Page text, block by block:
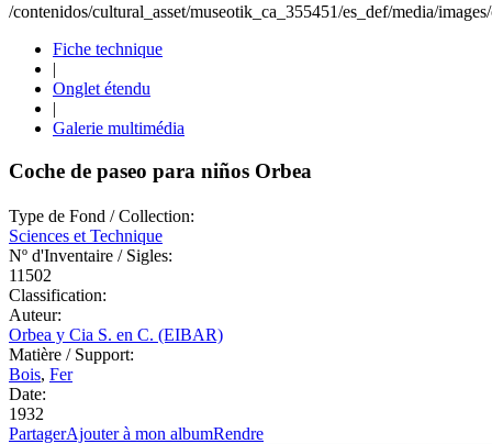
/contenidos/cultural_asset/museotik_ca_355451/es_def/media/
Fiche technique
|
Onglet étendu
|
Galerie multimédia
Coche de paseo para niños Orbea
Type de Fond / Collection:
Sciences et Technique
Nº d'Inventaire / Sigles:
11502
Classification:
Auteur:
Orbea y Cia S. en C. (EIBAR)
Matière / Support:
Bois, Fer
Date:
1932
PartagerAjouter à mon albumRendre